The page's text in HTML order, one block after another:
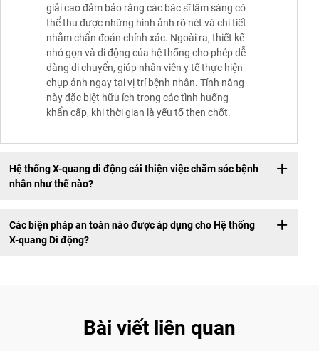
giải cao đảm bảo rằng các bác sĩ lâm sàng có
thể thu được những hình ảnh rõ nét và chi tiết
nhằm chẩn đoán chính xác. Ngoài ra, thiết kế
nhỏ gọn và di động của hệ thống cho phép dễ
dàng di chuyển, giúp nhân viên y tế thực hiện
chụp ảnh ngay tại vị trí bệnh nhân. Tính năng
này đặc biệt hữu ích trong các tình huống
khẩn cấp, khi thời gian là yếu tố then chốt.
Hệ thống X-quang di động cải thiện việc chăm sóc bệnh
nhân như thế nào?
Các biện pháp an toàn nào được áp dụng cho Hệ thống
X-quang Di động?
Bài viết liên quan